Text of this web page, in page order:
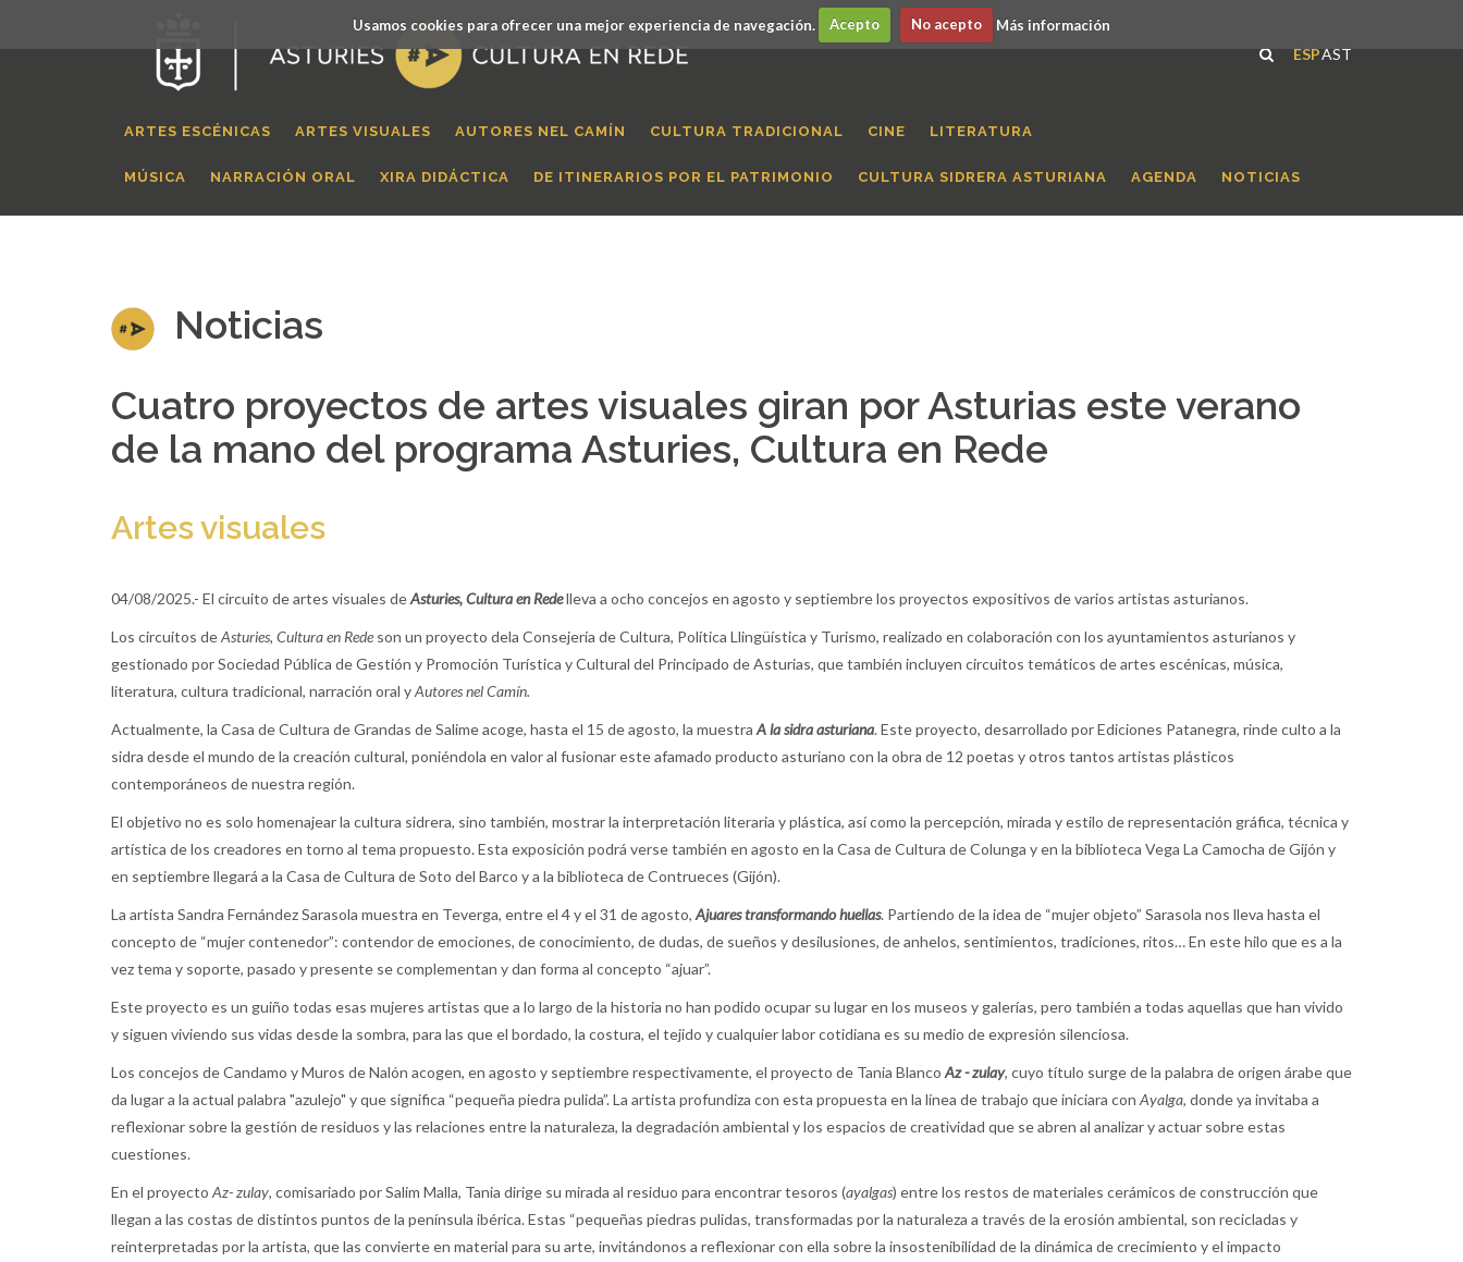
Usamos cookies para ofrecer una mejor experiencia de navegación. Acepto No acepto Más información
ESPAST
ARTES ESCÉNICAS ARTES VISUALES AUTORES NEL CAMÍN CULTURA TRADICIONAL CINE LITERATURA
MÚSICA NARRACIÓN ORAL XIRA DIDÁCTICA DE ITINERARIOS POR EL PATRIMONIO CULTURA SIDRERA ASTURIANA AGENDA NOTICIAS
Noticias
Cuatro proyectos de artes visuales giran por Asturias este verano
de la mano del programa Asturies, Cultura en Rede
Artes visuales
04/08/2025.- El circuito de artes visuales deAsturies, Cultura en Redelleva a ocho concejos en agosto y septiembre los proyectos expositivos de varios artistas asturianos.
Los circuitos deAsturies, Cultura en Rede son un proyecto dela Consejería de Cultura, Política Llingüística y Turismo, realizado en colaboración con los ayuntamientos asturianos y
gestionado por Sociedad Pública de Gestión y Promoción Turística y Cultural del Principado de Asturias, que también incluyen circuitos temáticos de artes escénicas, música,
literatura, cultura tradicional, narración oral yAutores nel Camín.
Actualmente, la Casa de Cultura de Grandas de Salime acoge, hasta el 15 de agosto, la muestra A la sidra asturiana. Este proyecto, desarrollado por Ediciones Patanegra, rinde culto a la
sidra desde el mundo de la creación cultural, poniéndola en valor al fusionar este afamado producto asturiano con la obra de 12 poetas y otros tantos artistas plásticos
contemporáneos de nuestra región.
El objetivo no es solo homenajear la cultura sidrera, sino también, mostrar la interpretación literaria y plástica, así como la percepción, mirada y estilo de representación gráfica, técnica y
artística de los creadores en torno al tema propuesto. Esta exposición podrá verse también en agosto en la Casa de Cultura de Colunga y en la biblioteca Vega La Camocha de Gijón y
en septiembre llegará a la Casa de Cultura de Soto del Barco y a la biblioteca de Contrueces (Gijón).
La artista Sandra Fernández Sarasola muestra en Teverga, entre el 4 y el 31 de agosto, Ajuares transformando huellas. Partiendo de la idea de “mujer objeto” Sarasola nos lleva hasta el
concepto de “mujer contenedor”: contendor de emociones, de conocimiento, de dudas, de sueños y desilusiones, de anhelos, sentimientos, tradiciones, ritos… En este hilo que es a la
vez tema y soporte, pasado y presente se complementan y dan forma al concepto “ajuar”.
Este proyecto es un guiño todas esas mujeres artistas que a lo largo de la historia no han podido ocupar su lugar en los museos y galerías, pero también a todas aquellas que han vivido
y siguen viviendo sus vidas desde la sombra, para las que el bordado, la costura, el tejido y cualquier labor cotidiana es su medio de expresión silenciosa.
Los concejos de Candamo y Muros de Nalón acogen, en agosto y septiembre respectivamente, el proyecto de Tania Blanco Az - zulay, cuyo título surge de la palabra de origen árabe que
da lugar a la actual palabra "azulejo" y que significa “pequeña piedra pulida”. La artista profundiza con esta propuesta en la línea de trabajo que iniciara con Ayalga, donde ya invitaba a
reflexionar sobre la gestión de residuos y las relaciones entre la naturaleza, la degradación ambiental y los espacios de creatividad que se abren al analizar y actuar sobre estas
cuestiones.
En el proyecto Az- zulay, comisariado por Salim Malla, Tania dirige su mirada al residuo para encontrar tesoros (ayalgas) entre los restos de materiales cerámicos de construcción que
llegan a las costas de distintos puntos de la península ibérica. Estas “pequeñas piedras pulidas, transformadas por la naturaleza a través de la erosión ambiental, son recicladas y
reinterpretadas por la artista, que las convierte en material para su arte, invitándonos a reflexionar con ella sobre la insostenibilidad de la dinámica de crecimiento y el impacto